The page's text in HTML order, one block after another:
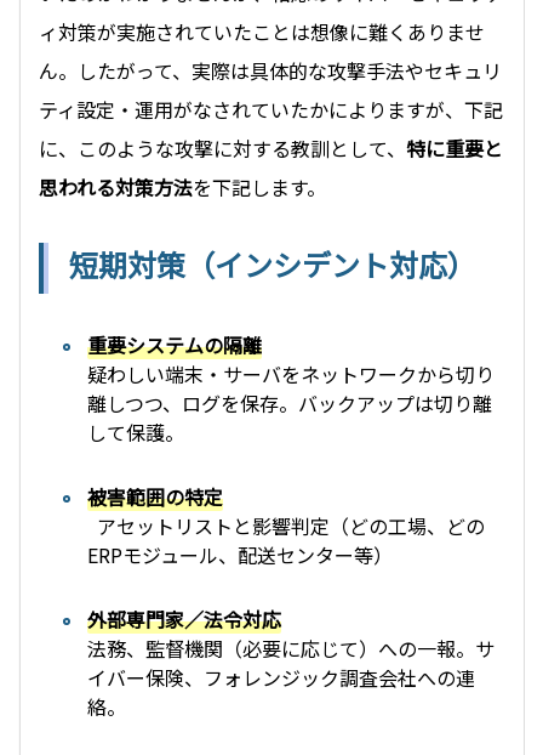
ィ対策が実施されていたことは想像に難くありませ
ん。したがって、実際は具体的な攻撃手法やセキュリ
ティ設定・運用がなされていたかによりますが、下記
に、このような攻撃に対する教訓として、 特に重要と
思われる対策方法を下記します。
短期対策（インシデント対応）
重要システムの隔離
疑わしい端末・サーバをネットワークから切り
離しつつ、ログを保存。バックアップは切り離
して保護。
被害範囲の特定
アセットリストと影響判定（どの工場、どの
ERPモジュール、配送センター等）
外部専門家／法令対応
法務、監督機関（必要に応じて）への一報。サ
イバー保険、フォレンジック調査会社への連
絡。